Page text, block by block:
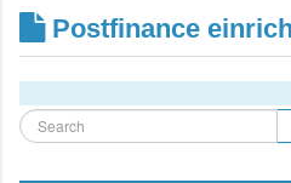
Postfinance